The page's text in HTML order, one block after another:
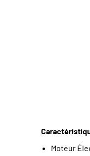
Moteur